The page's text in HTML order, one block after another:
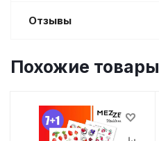
Отзывы
Похожие товары